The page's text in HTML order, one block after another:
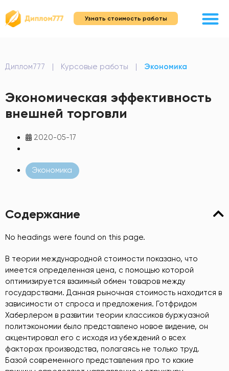
Узнать стоимость работы
Диплом777 | Курсовые работы | Экономика
Экономическая эффективность
внешней торговли
2020-05-17
Экономика
Содержание
No headings were found on this page.
В теории международной стоимости показано, что
имеется определенная цена, с помощью которой
оптимизируется взаимный обмен товаров между
государствами. Данная рыночная стоимость находится в
зависимости от спроса и предложения. Готфридом
Хаберлером в развитии теории классиков буржуазной
политэкономии было представлено новое видение, он
акцентировал его с исходя из убеждений о всех
факторах производства, полагаясь не только труд.
Базой современного представления про то какие